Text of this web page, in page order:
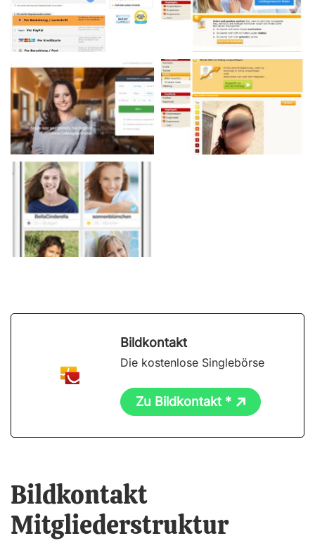
Bildkontakt
Die kostenlose Singlebörse
Zu Bildkontakt *
Bildkontakt
Mitgliederstruktur